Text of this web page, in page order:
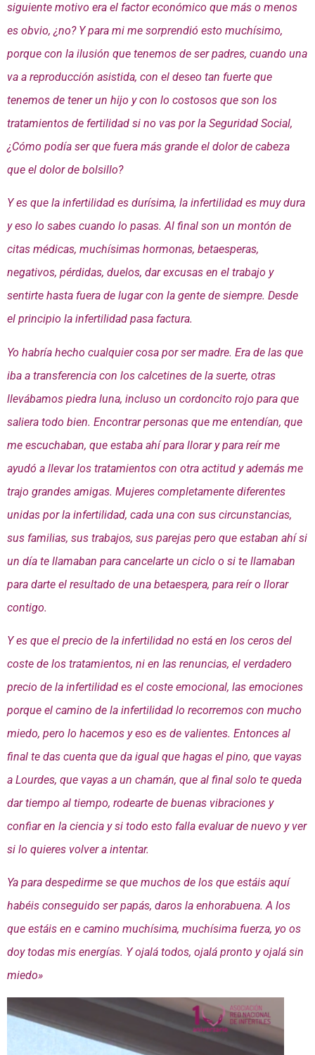
siguiente motivo era el factor económico que más o menos
es obvio, ¿no? Y para mi me sorprendió esto muchísimo,
porque con la ilusión que tenemos de ser padres, cuando una
va a reproducción asistida, con el deseo tan fuerte que
tenemos de tener un hijo y con lo costosos que son los
tratamientos de fertilidad si no vas por la Seguridad Social,
¿Cómo podía ser que fuera más grande el dolor de cabeza
que el dolor de bolsillo?
Y es que la infertilidad es durísima, la infertilidad es muy dura
y eso lo sabes cuando lo pasas. Al final son un montón de
citas médicas, muchísimas hormonas, betaesperas,
negativos, pérdidas, duelos, dar excusas en el trabajo y
sentirte hasta fuera de lugar con la gente de siempre. Desde
el principio la infertilidad pasa factura.
Yo habría hecho cualquier cosa por ser madre. Era de las que
iba a transferencia con los calcetines de la suerte, otras
llevábamos piedra luna, incluso un cordoncito rojo para que
saliera todo bien. Encontrar personas que me entendían, que
me escuchaban, que estaba ahí para llorar y para reír me
ayudó a llevar los tratamientos con otra actitud y además me
trajo grandes amigas. Mujeres completamente diferentes
unidas por la infertilidad, cada una con sus circunstancias,
sus familias, sus trabajos, sus parejas pero que estaban ahí si
un día te llamaban para cancelarte un ciclo o si te llamaban
para darte el resultado de una betaespera, para reír o llorar
contigo.
Y es que el precio de la infertilidad no está en los ceros del
coste de los tratamientos, ni en las renuncias, el verdadero
precio de la infertilidad es el coste emocional, las emociones
porque el camino de la infertilidad lo recorremos con mucho
miedo, pero lo hacemos y eso es de valientes. Entonces al
final te das cuenta que da igual que hagas el pino, que vayas
a Lourdes, que vayas a un chamán, que al final solo te queda
dar tiempo al tiempo, rodearte de buenas vibraciones y
confiar en la ciencia y si todo esto falla evaluar de nuevo y ver
si lo quieres volver a intentar.
Ya para despedirme se que muchos de los que estáis aquí
habéis conseguido ser papás, daros la enhorabuena. A los
que estáis en e camino muchísima, muchísima fuerza, yo os
doy todas mis energías. Y ojalá todos, ojalá pronto y ojalá sin
miedo»